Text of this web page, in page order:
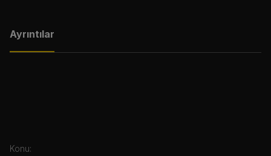
Ayrıntılar
Konu: